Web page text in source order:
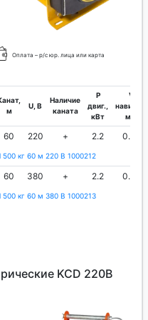
Оплата – р/с юр. лица или карта
м
U, В
Наличие
каната
P
двиг.,
кВт
V
навивки,
м/с
60 220 + 2.2 0.25
500 кг 60 м 220 B 1000212
60 380 + 2.2 0.25
500 кг 60 м 380 B 1000213
KCD 220В